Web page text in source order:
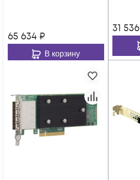
65 634 ₽
В корзину
31 536